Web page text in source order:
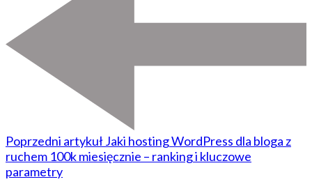
Poprzedni artykułJaki hosting WordPress dla bloga z
ruchem 100k miesięcznie – ranking i kluczowe
parametry